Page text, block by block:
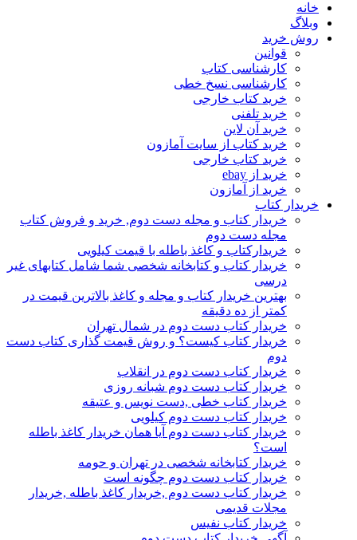
خانه
وبلاگ
روش خرید
قوانین
کارشناسی کتاب
کارشناسی نسخ خطی
خرید کتاب خارجی
خرید تلفنی
خرید آن لاین
خرید کتاب از سایت آمازون
خرید کتاب خارجی
خرید از ebay
خرید از آمازون
خریدار کتاب
خریدار کتاب و مجله دست دوم, خرید و فروش کتاب
مجله دست دوم
خریدارکتاب و کاغذ باطله با قیمت کیلویی
خریدار کتاب و کتابخانه شخصی شما شامل کتابهای غیر
درسی
بهترین خریدار کتاب و مجله و کاغذ بالاترین قیمت در
کمتر از ده دقیقه
خریدار کتاب دست دوم در شمال تهران
خریدار کتاب کیست؟ و روش قیمت گذاری کتاب دست
دوم
خریدار کتاب دست دوم در انقلاب
خریدار کتاب دست دوم شبانه روزی
خریدار کتاب خطی ,دست نویس و عتیقه
خریدار کتاب دست دوم کیلویی
خریدار کتاب دست دوم آیا همان خریدار کاغذ باطله
است؟
خریدار کتابخانه شخصی در تهران و حومه
خریدار کتاب دست دوم چگونه است
خریدار کتاب دست دوم ,خریدار کاغذ باطله ,خریدار
مجلات قدیمی
خریدار کتاب نفیس